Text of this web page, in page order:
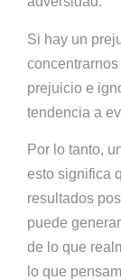
Si hay un
prejuicio e
tendencia a
Por lo tanto,
esto significa
resultados
puede
de lo que
lo que